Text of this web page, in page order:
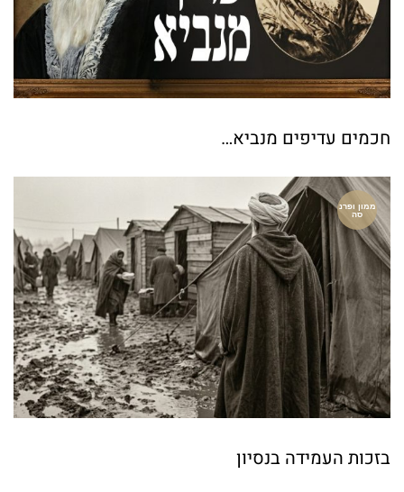
חכמים עדיפים מנביא…
ממון ופרנ
סה
בזכות העמידה בנסיון